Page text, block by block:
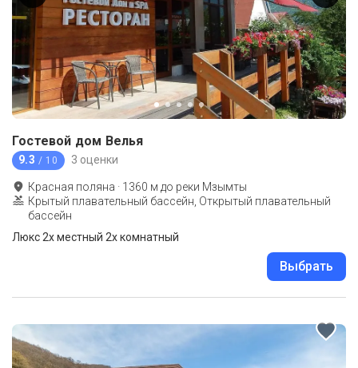
Гостевой дом Велья
9.3 / 10 3 оценки
Красная поляна · 1360 м до реки Мзымты
Крытый плавательный бассейн, Открытый плавательный
бассейн
Люкс 2х местный 2х комнатный
Выбрать